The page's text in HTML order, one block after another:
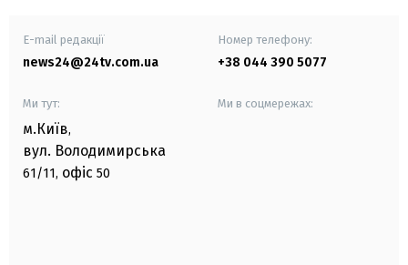
E-mail редакції
news24@24tv.com.ua
Номер телефону:
+38 044 390 5077
Ми тут:
м.Київ,
вул. Володимирська
61/11, офіс 50
Ми в соцмережах: